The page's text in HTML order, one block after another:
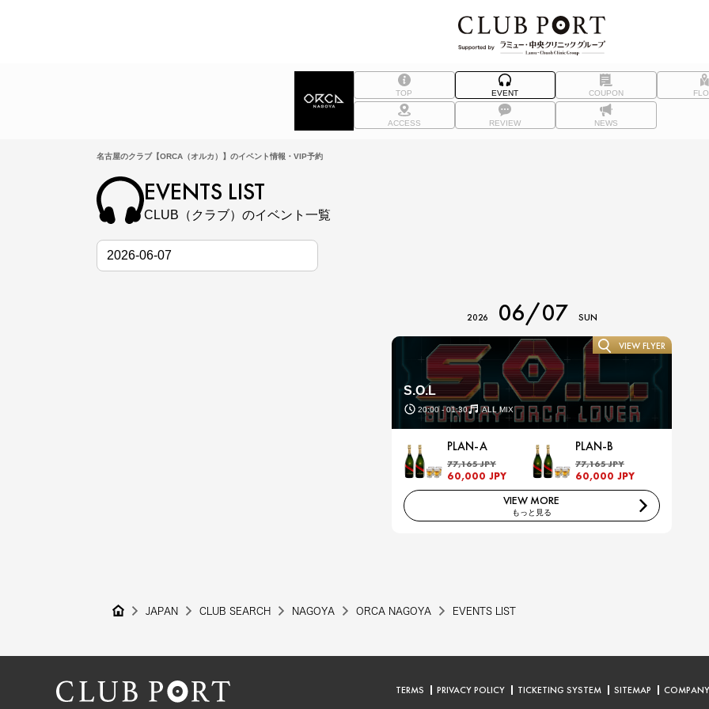
TOP EVENT COUPON
ACCESS REVIEW NEWS
名古屋のクラブ【ORCA（オルカ）】のイベント情報・VIP予約
EVENTS LIST
CLUB（クラブ）のイベント一覧
2026 06/07 SUN
S.O.L
20:00 - 01:30 ALL MIX
VIEW FLYER
PLAN-A
77,165 JPY
60,000 JPY
PLAN-B
77,165 JPY
60,000 JPY
VIEW MORE
もっと見る
JAPAN CLUB SEARCH NAGOYA ORCA NAGOYA EVENTS LIST
TERMS PRIVACY POLICY TICKETING SYSTEM SITEMAP COMPANY